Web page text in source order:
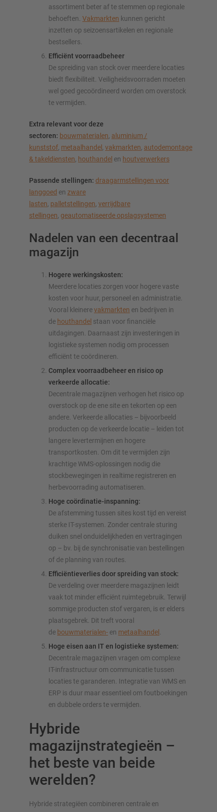
assortiment beter af te stemmen op regionale
behoeften. Vakmarkten kunnen gericht
inzetten op seizoensartikelen en regionale
bestsellers.
Efficiënt voorraadbeheer
De spreiding van stock over meerdere locaties
biedt flexibiliteit. Veiligheidsvoorraden moeten
wel goed gecoördineerd worden om overstock
te vermijden.
Extra relevant voor deze
sectoren: bouwmaterialen aluminium /
kunststof metaalhandel vakmarkten autodemontage
& takeldiensten houthandel en houtverwerkers
Passende stellingen: draagarmstellingen voor
langgoed en zware
lasten palletstellingen verrijdbare
stellingen geautomatiseerde opslagsystemen
Nadelen van een decentraal
magazijn
Hogere werkingskosten:
Meerdere locaties zorgen voor hogere vaste
kosten voor huur, personeel en administratie.
Vooral kleinerevakmarkten en bedrijven in
de houthandel staan voor financiële
uitdagingen. Daarnaast zijn investeringen in
logistieke systemen nodig om processen
efficiënt te coördineren.
Complex voorraadbeheer en risico op
verkeerde allocatie:
Decentrale magazijnen verhogen het risico op
overstock op de ene site en tekorten op een
andere. Verkeerde allocaties – bijvoorbeeld
producten op de verkeerde locatie – leiden tot
langere levertermijnen en hogere
transportkosten. Om dit te vermijden zijn
krachtige WMS-oplossingen nodig die
stockbewegingen in realtime registreren en
herbevoorrading automatiseren.
Hoge coördinatie-inspanning:
De afstemming tussen sites kost tijd en vereist
sterke IT-systemen. Zonder centrale sturing
duiken snel onduidelijkheden en vertragingen
op – bv. bij de synchronisatie van bestellingen
of de planning van routes.
Efficiëntieverlies door spreiding van stock:
De verdeling over meerdere magazijnen leidt
vaak tot minder efficiënt ruimtegebruik. Terwijl
sommige producten stof vergaren, is er elders
plaatsgebrek. Dit treft vooral
de bouwmaterialen- en metaalhandel
Hoge eisen aan IT en logistieke systemen:
Decentrale magazijnen vragen om complexe
IT-infrastructuur om communicatie tussen
locaties te garanderen. Integratie van WMS en
ERP is duur maar essentieel om foutboekingen
en dubbele orders te vermijden.
Hybride
magazijnstrategieën –
het beste van beide
werelden?
Hybride strategiëen combineren centrale en